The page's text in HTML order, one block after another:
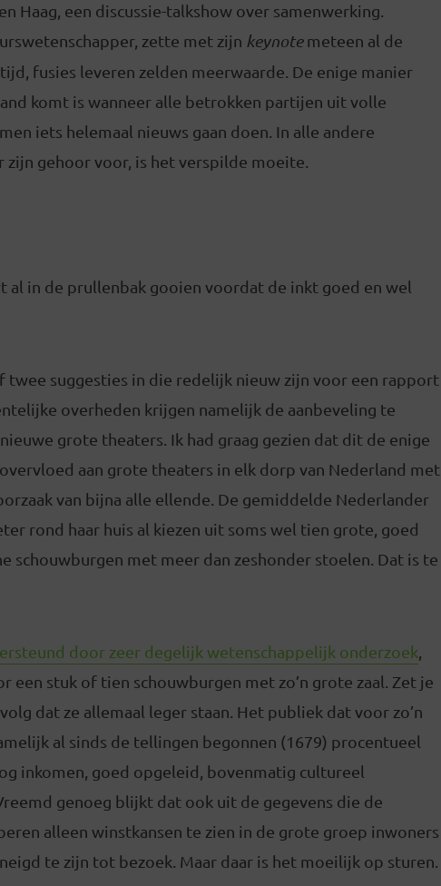
Haag, een discussie-talkshow over samenwerking.
zette met zijn keynotemeteen al de
fusies leveren zelden meerwaarde. De enige manier
komt is wanneer alle betrokken partijen uit volle
iets helemaal nieuws gaan doen. In alle andere
zijn gehoor voor, is het verspilde moeite.
al in de prullenbak gooien voordat de inkt goed en wel
twee suggesties in die redelijk nieuw zijn voor een rapport
overheden krijgen namelijk de aanbeveling te
grote theaters. Ik had graag gezien dat dit de enige
aan grote theaters in elk dorp van Nederland met
van bijna alle ellende. De gemiddelde Nederlander
rond haar huis al kiezen uit soms wel tien grote, goed
schouwburgen met meer dan zeshonder stoelen. Dat is te
door zeer degelijk wetenschappelijk onderzoek,
een stuk of tien schouwburgen met zo’n grote zaal. Zet je
dat ze allemaal leger staan. Het publiek dat voor zo’n
al sinds de tellingen begonnen (1679) procentueel
inkomen, goed opgeleid, bovenmatig cultureel
genoeg blijkt dat ook uit de gegevens die de
alleen winstkansen te zien in de grote groep inwoners
te zijn tot bezoek. Maar daar is het moeilijk op sturen.